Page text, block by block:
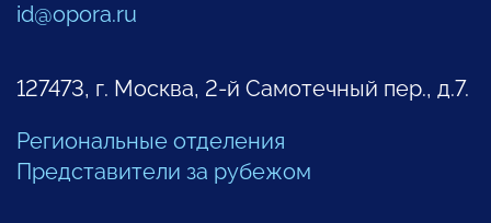
id@opora.ru
127473, г. Москва, 2-й Самотечный пер., д.7.
Региональные отделения
Представители за рубежом